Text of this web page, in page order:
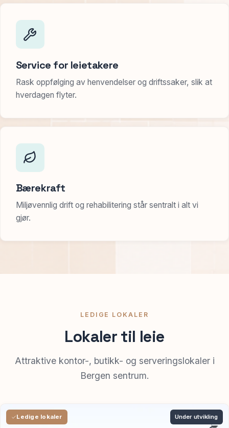
Service for leietakere
Rask oppfølging av henvendelser og driftssaker, slik at
hverdagen flyter.
Bærekraft
Miljøvennlig drift og rehabilitering står sentralt i alt vi
gjør.
LEDIGE LOKALER
Lokaler til leie
Attraktive kontor-, butikk- og serveringslokaler i
Bergen sentrum.
Ledige lokaler Under utvikling